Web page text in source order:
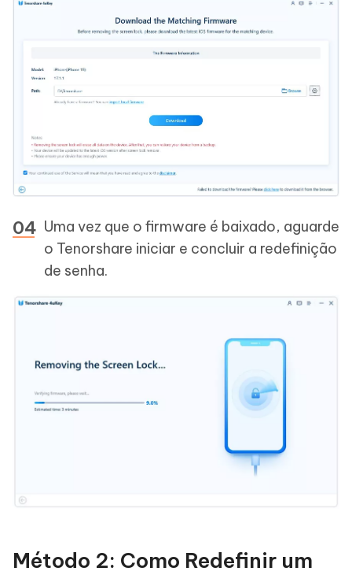
Uma vez que o firmware é baixado, aguarde
o Tenorshare iniciar e concluir a redefinição
de senha.
Método 2: Como Redefinir um